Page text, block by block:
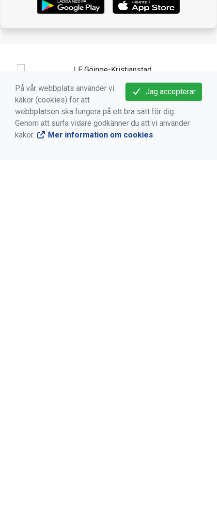
KONTAKT
Hövdingegatan 22B
Jag accepterar
På vår webbplats använder vi
kakor (cookies) för att
webbplatsen ska fungera på ett bra sätt för dig.
Genom att surfa vidare godkänner du att vi använder
kakor.
Mer information om cookies.